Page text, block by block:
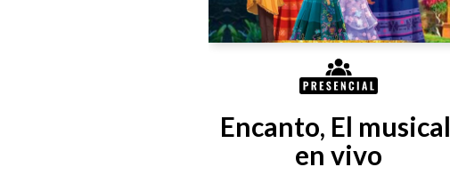
Encanto, El musical
en vivo